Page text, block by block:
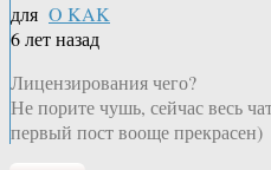
для O KAK
6 лет назад
Лицензирования чего?
Не порите чушь, сейчас весь
первый пост вооще прекрасен)